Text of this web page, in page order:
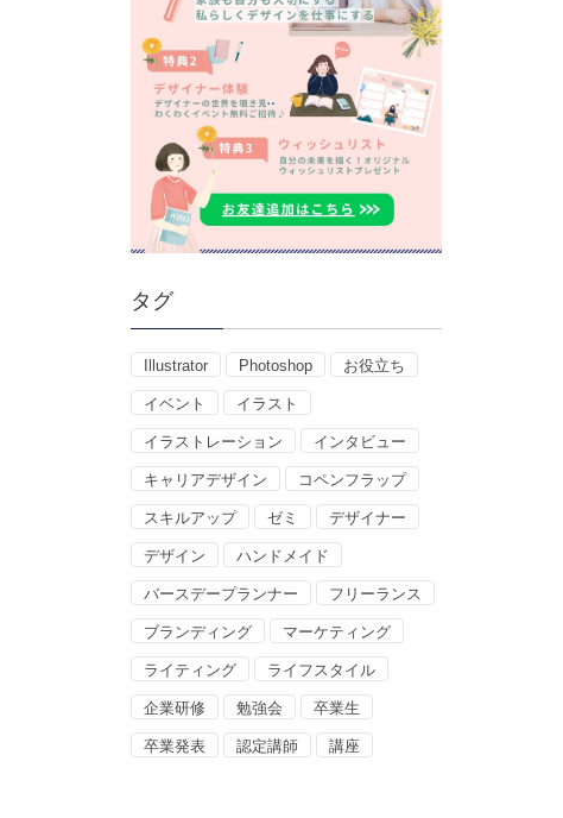
タグ
Illustrator Photoshop お役立ち
イベント イラスト
イラストレーション インタビュー
キャリアデザイン コペンフラップ
スキルアップ ゼミ デザイナー
デザイン ハンドメイド
バースデープランナー フリーランス
ブランディング マーケティング
ライティング ライフスタイル
企業研修 勉強会 卒業生
卒業発表 認定講師 講座